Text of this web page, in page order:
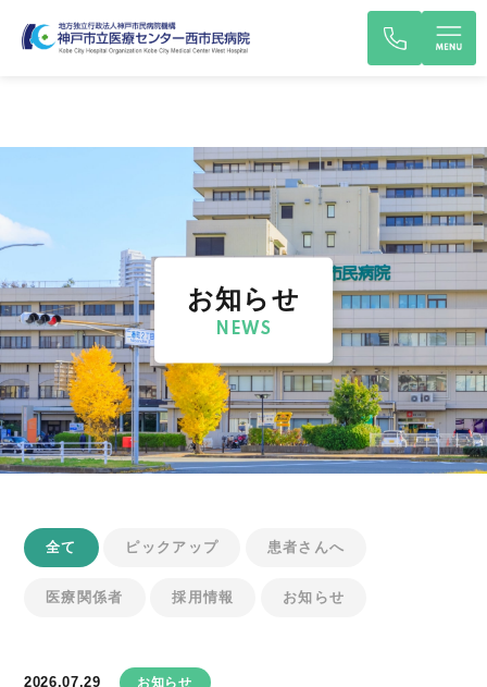
お知らせ
NEWS
全て ピックアップ 患者さんへ
医療関係者 採用情報 お知らせ
2026.07.29 お知らせ